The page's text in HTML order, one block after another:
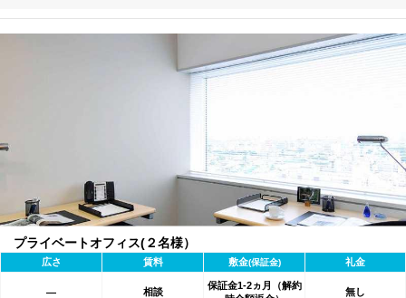
プライベートオフィス(２名様）
広さ 賃料 敷金(保証金) 礼金
― 相談
保証金1-2ヵ月（解約
無し